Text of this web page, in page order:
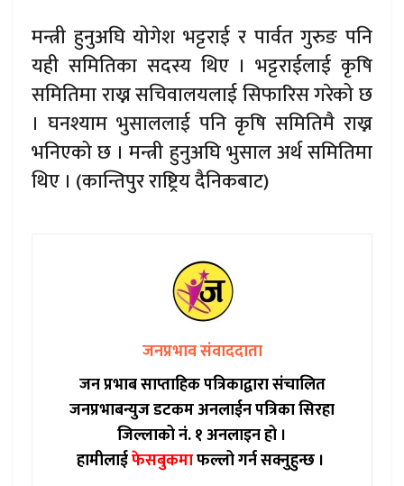
मन्त्री हुनुअघि योगेश भट्टराई र पार्वत गुरुङ पनि
यही समितिका सदस्य थिए । भट्टराईलाई कृषि
समितिमा राख्न सचिवालयलाई सिफारिस गरेको छ
। घनश्याम भुसाललाई पनि कृषि समितिमै राख्न
भनिएको छ । मन्त्री हुनुअघि भुसाल अर्थ समितिमा
थिए । (कान्तिपुर राष्ट्रिय दैनिकबाट)
जनप्रभाव संवाददाता
जन प्रभाब साप्ताहिक पत्रिकाद्वारा संचालित
जनप्रभाबन्युज डटकम अनलाईन पत्रिका सिरहा
जिल्लाको नं. १ अनलाइन हो ।
हामीलाईफेसबुकमाफल्लो गर्न सक्नुहुन्छ ।